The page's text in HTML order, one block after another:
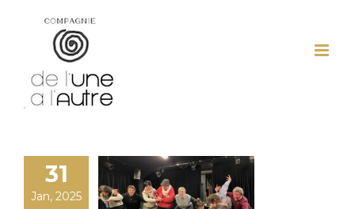
31
Jan, 2025